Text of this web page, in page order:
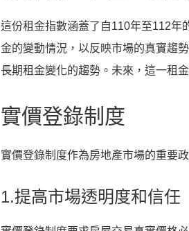
這份租金指數涵蓋了自110年至112年
金的變動情況，以反映市場的真實趨
長期租金變化的趨勢。未來，這一租
實價登錄制度
實價登錄制度作為房地產市場的重要
1.提高市場透明度和信任